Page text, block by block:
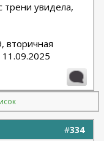
трени увидела,
вторичная
#334